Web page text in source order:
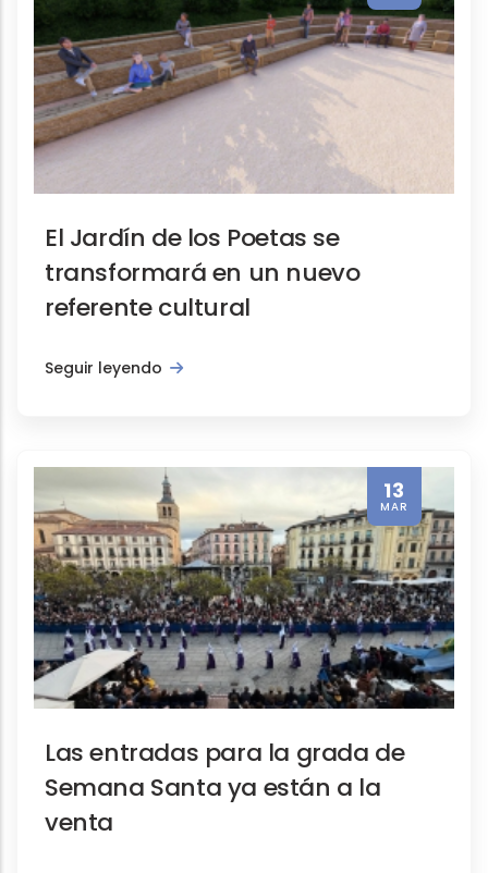
Notas de prensa, Promoción turística
El Centro de Recepción de
El Jardín de los Poetas se
transformará en un nuevo
referente cultural
Seguir leyendo
13
MAR
Las entradas para la grada de
Semana Santa ya están a la
venta